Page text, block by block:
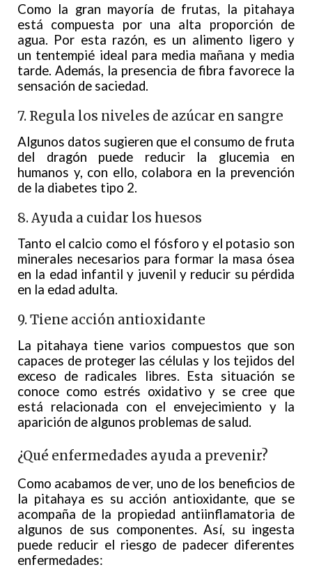
Como la gran mayoría de frutas, la pitahaya
está compuesta por una alta proporción de
agua. Por esta razón, es un alimento ligero y
un tentempié ideal para media mañana y media
tarde. Además, la presencia de fibra favorece la
sensación de saciedad.
7. Regula los niveles de azúcar en sangre
Algunos datos sugieren que el consumo de fruta
del dragón puede reducir la glucemia en
humanos y, con ello, colabora en la prevención
de la diabetes tipo 2.
8. Ayuda a cuidar los huesos
Tanto el calcio como el fósforo y el potasio son
minerales necesarios para formar la masa ósea
en la edad infantil y juvenil y reducir su pérdida
en la edad adulta.
9. Tiene acción antioxidante
La pitahaya tiene varios compuestos que son
capaces de proteger las células y los tejidos del
exceso de radicales libres. Esta situación se
conoce como estrés oxidativo y se cree que
está relacionada con el envejecimiento y la
aparición de algunos problemas de salud.
¿Qué enfermedades ayuda a prevenir?
Como acabamos de ver, uno de los beneficios de
la pitahaya es su acción antioxidante, que se
acompaña de la propiedad antiinflamatoria de
algunos de sus componentes. Así, su ingesta
puede reducir el riesgo de padecer diferentes
enfermedades: